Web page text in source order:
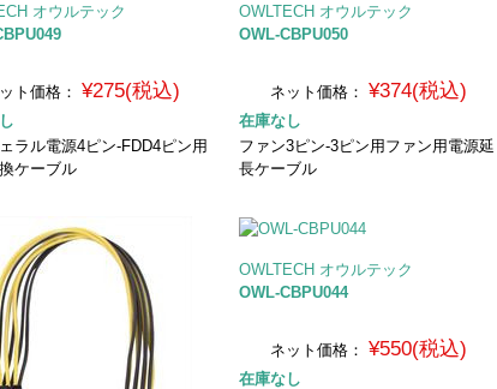
オウルテック
ト価格： ¥275(税込)
ラル電源4ピン-FDD4ピン用
ケーブル
OWLTECH オウルテック
OWL-CBPU050
ネット価格： ¥374(税込)
在庫なし
ファン3ピン-3ピン用ファン用電源延
長ケーブル
OWLTECH オウルテック
OWL-CBPU044
ネット価格： ¥550(税込)
在庫なし